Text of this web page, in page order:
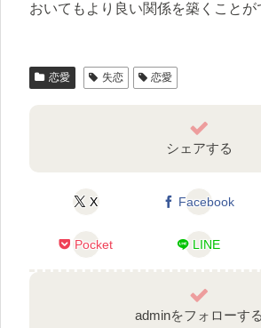
おいてもより良い関係を築くことが
恋愛 失恋 恋愛
シェアする
X Facebook
Pocket LINE
adminをフォローする